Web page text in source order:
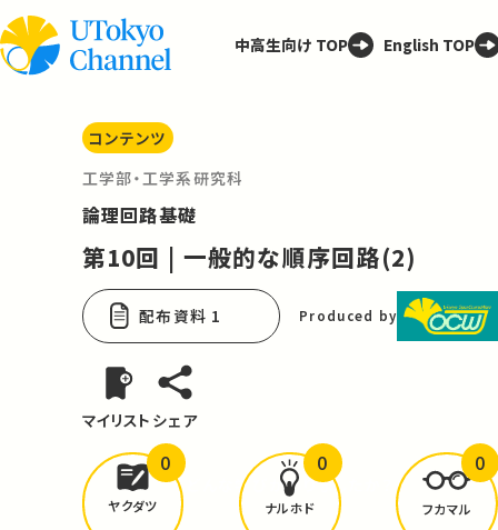
中高生向け TOP English TOP
コンテンツ
工学部・工学系研究科
論理回路基礎
第10回 | 一般的な順序回路(2)
配布資料 1 Produced by
マイリスト シェア
どんな学びがありましたか？
ヤクダツ
0
ナルホド
0
フカマル
0